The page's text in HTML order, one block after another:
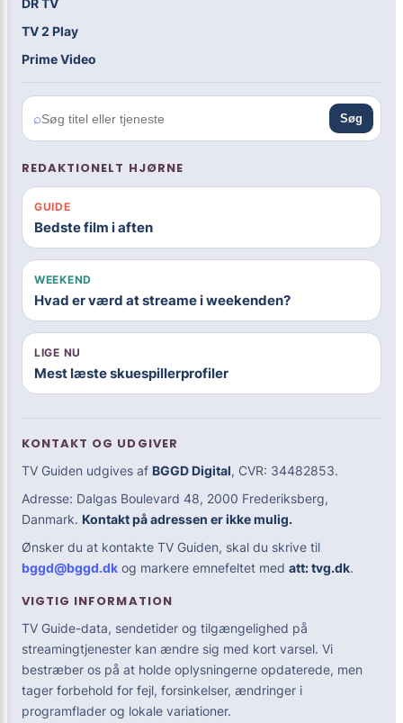
DR TV
TV 2 Play
Prime Video
⌕ Søg
REDAKTIONELT HJØRNE
GUIDE
Bedste film i aften
WEEKEND
Hvad er værd at streame i weekenden?
LIGE NU
Mest læste skuespillerprofiler
KONTAKT OG UDGIVER
TV Guiden udgives af BGGD Digital, CVR: 34482853.
Adresse: Dalgas Boulevard 48, 2000 Frederiksberg,
Danmark. Kontakt på adressen er ikke mulig.
Ønsker du at kontakte TV Guiden, skal du skrive til
bggd@bggd.dk og markere emnefeltet med att: tvg.dk.
VIGTIG INFORMATION
TV Guide-data, sendetider og tilgængelighed på
streamingtjenester kan ændre sig med kort varsel. Vi
bestræber os på at holde oplysningerne opdaterede, men
tager forbehold for fejl, forsinkelser, ændringer i
programflader og lokale variationer.